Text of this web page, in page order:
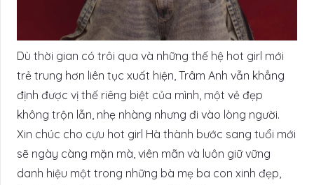
Dù thời gian có trôi qua và những thế hệ hot girl mới
trẻ trung hơn liên tục xuất hiện, Trâm Anh vẫn khẳng
định được vị thế riêng biệt của mình, một vẻ đẹp
không trộn lẫn, nhẹ nhàng nhưng đi vào lòng người.
Xin chúc cho cựu hot girl Hà thành bước sang tuổi mới
sẽ ngày càng mặn mà, viên mãn và luôn giữ vững
danh hiệu một trong những bà mẹ ba con xinh đẹp,